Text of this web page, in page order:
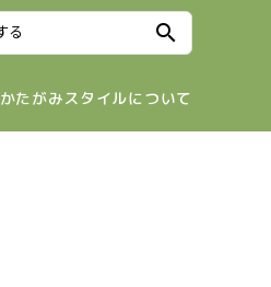
search
かたがみスタイルについて